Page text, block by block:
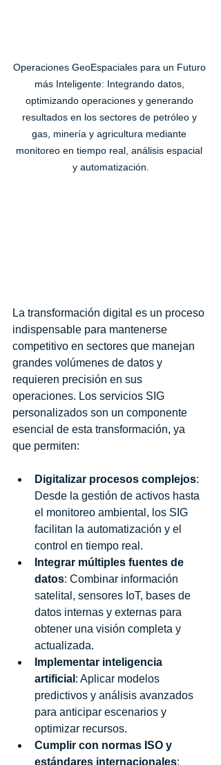
Operaciones GeoEspaciales para un Futuro
más Inteligente: Integrando datos,
optimizando operaciones y generando
resultados en los sectores de petróleo y
gas, minería y agricultura mediante
monitoreo en tiempo real, análisis espacial
y automatización.
La transformación digital es un proceso
indispensable para mantenerse
competitivo en sectores que manejan
grandes volúmenes de datos y
requieren precisión en sus
operaciones. Los servicios SIG
personalizados son un componente
esencial de esta transformación, ya
que permiten:
Digitalizar procesos complejos:
Desde la gestión de activos hasta
el monitoreo ambiental, los SIG
facilitan la automatización y el
control en tiempo real.
Integrar múltiples fuentes de
datos: Combinar información
satelital, sensores IoT, bases de
datos internas y externas para
obtener una visión completa y
actualizada.
Implementar inteligencia
artificial : Aplicar modelos
predictivos y análisis avanzados
para anticipar escenarios y
optimizar recursos.
Cumplir con normas ISO y
estándares internacionales: